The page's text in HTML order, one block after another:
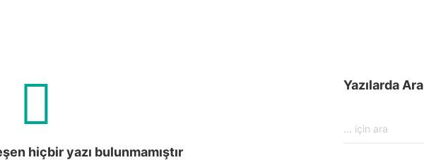
hiçbir yazı bulunmamıştır
Yazılarda Ara